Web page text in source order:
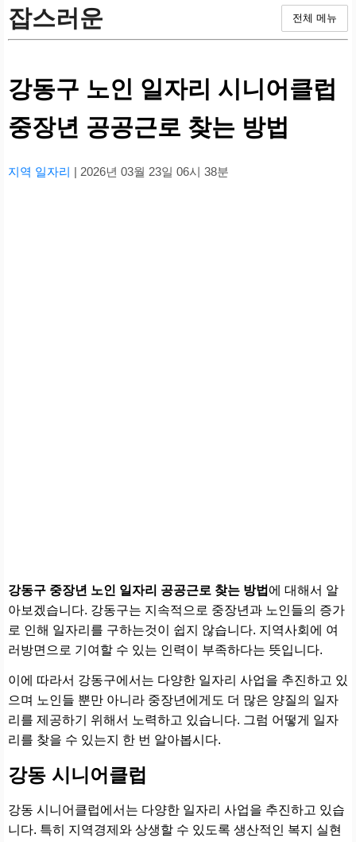
잡스러운 전체 메뉴
강동구 노인 일자리 시니어클럽
중장년 공공근로 찾는 방법
지역 일자리 | 2026년 03월 23일 06시 38분
강동구 중장년 노인 일자리 공공근로 찾는 방법 에 대해서 알
아보겠습니다. 강동구는 지속적으로 중장년과 노인들의 증가
로 인해 일자리를 구하는것이 쉽지 않습니다. 지역사회에 여
러방면으로 기여할 수 있는 인력이 부족하다는 뜻입니다.
이에 따라서 강동구에서는 다양한 일자리 사업을 추진하고 있
으며 노인들 뿐만 아니라 중장년에게도 더 많은 양질의 일자
리를 제공하기 위해서 노력하고 있습니다. 그럼 어떻게 일자
리를 찾을 수 있는지 한 번 알아봅시다.
강동 시니어클럽
강동 시니어클럽에서는 다양한 일자리 사업을 추진하고 있습
니다. 특히 지역경제와 상생할 수 있도록 생산적인 복지 실현